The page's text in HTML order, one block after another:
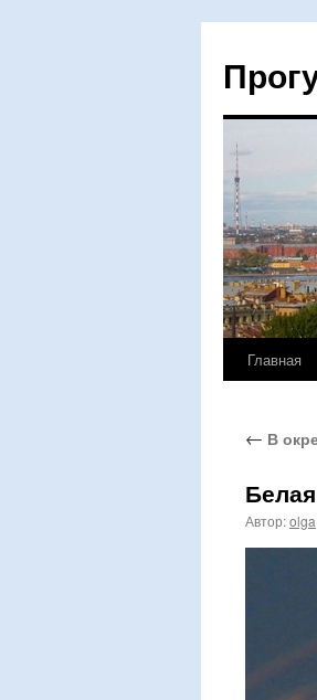
Перейти
содержимому
Главная
← В
Автор:olga